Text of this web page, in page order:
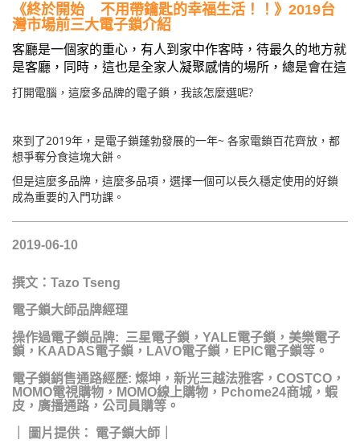
《終於開始 不用帶鑰匙的幸福生活！！》2019台
灣市場前三大電子鎖介紹
客廳是一個家的重心，有人到家中作客時，待最久的地方就
是客廳，同時，這也是全家人凝聚感情的場所，總是會在這
打開電腦，這麼多品牌的電子鎖，我該怎麼選呢?
來到了2019年，是電子鎖蓬勃發展的一年~ 各家電鎖百花齊放，都
想爭奪分食這塊大餅。
但是這麼多品牌，這麼多品項，選擇一個可以長久穩定使用的好鎖
成為重要的入門功課。
2019-06-10
撰文： Tazo Tseng
電子鎖大師品牌經理
操作過電子鎖品牌: 三星電子鎖，YALE電子鎖，美樂電子
鎖，KAADAS電子鎖，LAVO電子鎖，EPIC電子鎖等。
電子鎖銷售通路經歷: 燦坤，新光三越法雅客，COSTCO，
MOMO電視購物，MOMO線上購物，Pchome24商城，蝦
皮，廣播通路，公司員購等。
｜ 圖片提供： 電子鎖大師｜